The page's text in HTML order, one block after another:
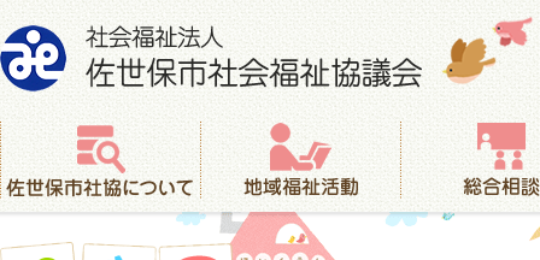
社会福祉法人 佐世保市社会福祉協議会
佐世保市社協について
地域福祉活動 総合相談